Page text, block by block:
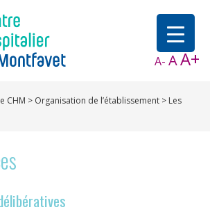
A- AA+
CHM > Organisation de l’établissement > Les